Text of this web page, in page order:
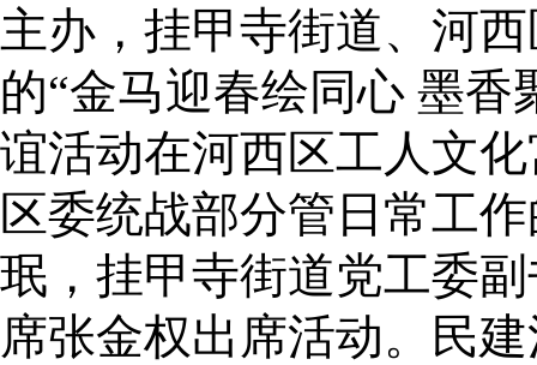
主办，挂甲寺街道、河
的“金马迎春绘同心 墨
谊活动在河西区工人文
区委统战部分管日常工
珉，挂甲寺街道党工委
席张金权出席活动。民